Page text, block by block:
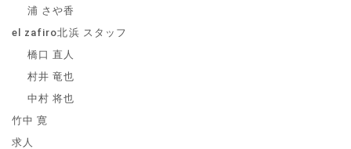
浦 さや香
el zafiro北浜 スタッフ
橋口 直人
村井 竜也
中村 将也
竹中 寛
求人